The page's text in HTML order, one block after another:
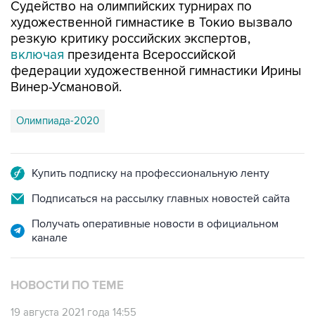
Судейство на олимпийских турнирах по
художественной гимнастике в Токио вызвало
резкую критику российских экспертов,
включая президента Всероссийской
федерации художественной гимнастики Ирины
Винер-Усмановой.
Олимпиада-2020
Купить подписку на профессиональную ленту
Подписаться на рассылку главных новостей сайта
Получать оперативные новости в официальном
канале
НОВОСТИ ПО ТЕМЕ
19 августа 2021 года 14:55